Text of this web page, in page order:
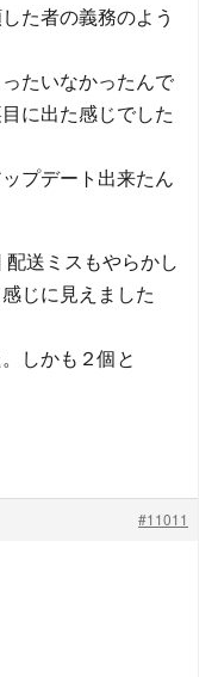
た者の義務のよう
たいなかったんで
に出た感じでした
プデート出来たん
送ミスもやらかし
じに見えました
しかも２個と
#11011